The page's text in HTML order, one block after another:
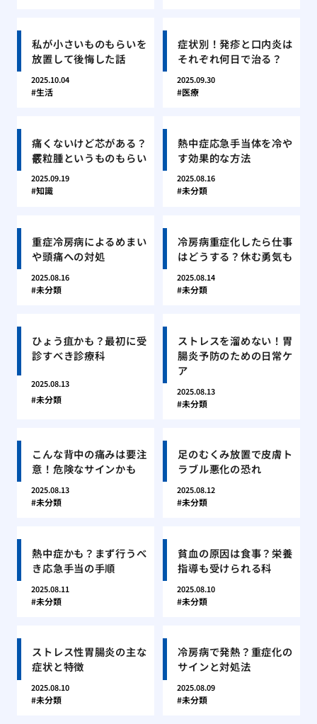
私が小さいものもらいを
放置して後悔した話
2025.10.04
生活
症状別！発疹と口内炎は
それぞれ何日で治る？
2025.09.30
医療
痛くないけど芯がある？
霰粒腫というものもらい
2025.09.19
知識
熱中症応急手当体を冷や
す効果的な方法
2025.08.16
未分類
重症冷房病によるめまい
や頭痛への対処
2025.08.16
未分類
冷房病重症化したら仕事
はどうする？休む勇気も
2025.08.14
未分類
ひょう疽かも？最初に受
診すべき診療科
2025.08.13
未分類
ストレスを溜めない！胃
腸炎予防のための日常ケ
ア
2025.08.13
未分類
こんな背中の痛みは要注
意！危険なサインかも
2025.08.13
未分類
足のむくみ放置で皮膚ト
ラブル悪化の恐れ
2025.08.12
未分類
熱中症かも？まず行うべ
き応急手当の手順
2025.08.11
未分類
貧血の原因は食事？栄養
指導も受けられる科
2025.08.10
未分類
ストレス性胃腸炎の主な
症状と特徴
2025.08.10
未分類
冷房病で発熱？重症化の
サインと対処法
2025.08.09
未分類